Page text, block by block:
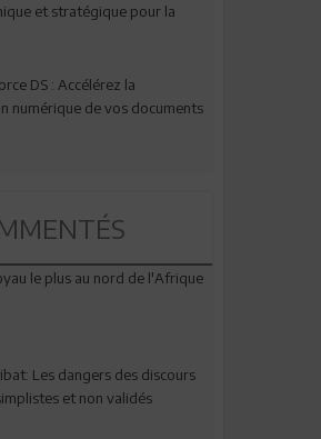
et stratégique pour la
DS : Accélérez la
numérique de vos documents
le plus au nord de l'Afrique
Les dangers des discours
et non validés